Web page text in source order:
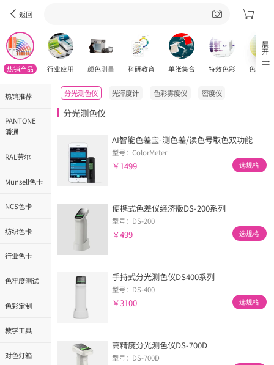
返回
热销产品 行业应用 颜色测量 科研教育 单张集合 特效色彩 色彩工
展开
热销推荐
PANTONE
潘通
RAL劳尔
Munsell色卡
NCS色卡
纺织色卡
行业色卡
色牢度测试
色彩定制
教学工具
对色灯箱
分光测色仪 光泽度计 色彩雾度仪 密度仪
分光测色仪
AI智能色差宝-测色差/读色号取色双功能
型号：ColorMeter
￥1499 选规格
便携式色差仪经济版DS-200系列
型号：DS-200
￥499 选规格
手持式分光测色仪DS400系列
型号：DS-400
￥3100 选规格
高精度分光测色仪DS-700D
型号：DS-700D